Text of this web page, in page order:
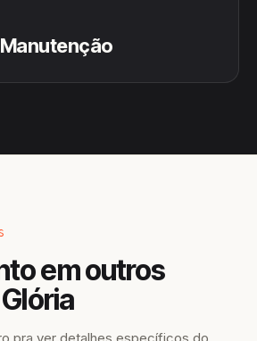
em outros